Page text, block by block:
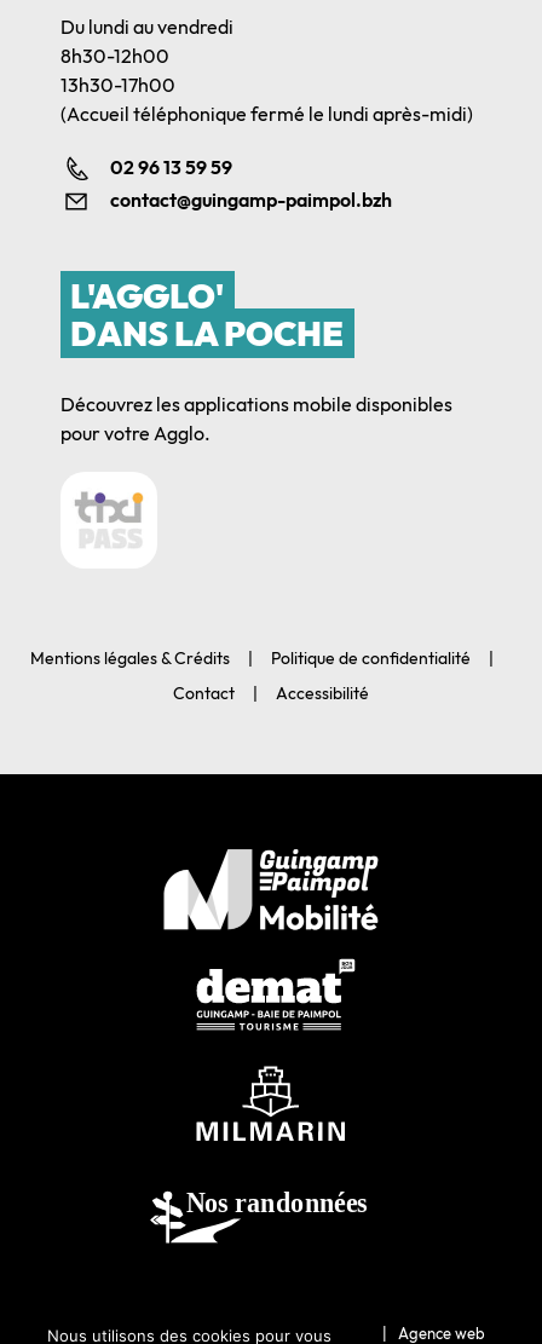
Du lundi au vendredi
8h30-12h00
13h30-17h00
(Accueil téléphonique fermé le lundi après-midi)
02 96 13 59 59
contact@guingamp-paimpol.bzh
L'AGGLO'
DANS LA POCHE
Découvrez les applications mobile disponibles
pour votre Agglo.
Mentions légales & Crédits
Politique de confidentialité
Contact
Accessibilité
© 2026-Guingamp-Paimpol Agglomération | Agence web
Nous utilisons des cookies pour vous